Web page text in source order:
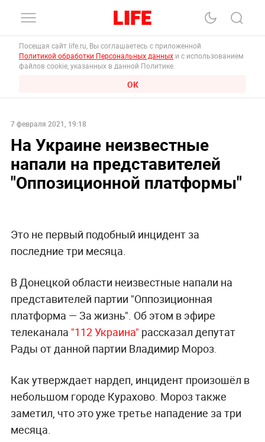
Посещая сайт life.ru, Вы соглашаетесь с приложенной
Политикой обработки Персональных данных и с использованием
файлов cookie, указанных в данной Политике.
ОК
7 февраля 2021, 19:18
На Украине неизвестные
напали на представителей
"Оппозиционной платформы"
Это не первый подобный инцидент за
последние три месяца.
В Донецкой области неизвестные напали на
представителей партии "Оппозиционная
платформа — За жизнь". Об этом в эфире
телеканала "112 Украина" рассказал депутат
Рады от данной партии Владимир Мороз.
Как утверждает нардеп, инцидент произошёл в
небольшом городе Курахово. Мороз также
заметил, что это уже третье нападение за три
месяца.